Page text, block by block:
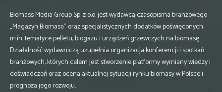
Biomass Media Group Sp. z o.o. jest wydawcą czasopisma branżowego
„Magazyn Biomasa” oraz specjalistycznych dodatków poświęconych
m.in. tematyce pelletu, biogazu i urządzeń grzewczych na biomasę.
Działalność wydawniczą uzupełnia organizacja konferencji i spotkań
branżowych, których celem jest stworzenie platformy wymiany wiedzy i
doświadczeń oraz ocena aktualnej sytuacji rynku biomasy w Polsce i
prognoza jego rozwoju.